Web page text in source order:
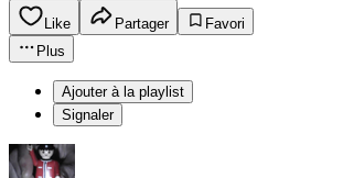
Like Partager
Favori
Plus
Ajouter à la playlist
Signaler